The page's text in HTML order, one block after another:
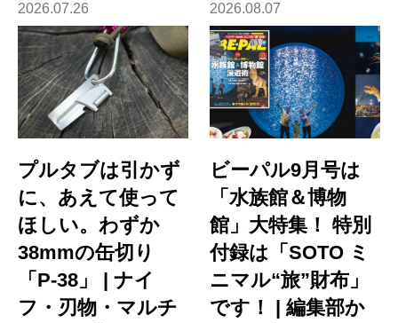
2026.07.26 2026.08.07
プルタブは引かず
に、あえて使って
ほしい。わずか
38mmの缶切り
「P-38」 | ナイ
フ・刃物・マルチ
ビーパル9月号は
「水族館＆博物
館」大特集！ 特別
付録は「SOTO ミ
ニマル“旅”財布」
です！ | 編集部か